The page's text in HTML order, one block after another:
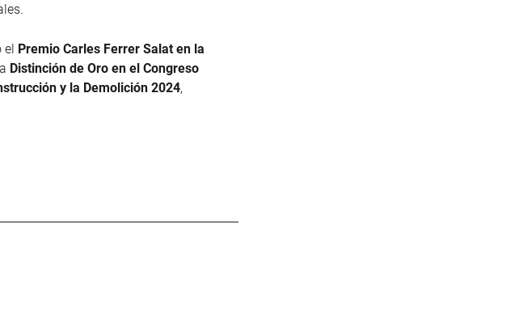
el Premio Carles Ferrer Salat en la
Distinción de Oro en el Congreso
y la Demolición 2024,